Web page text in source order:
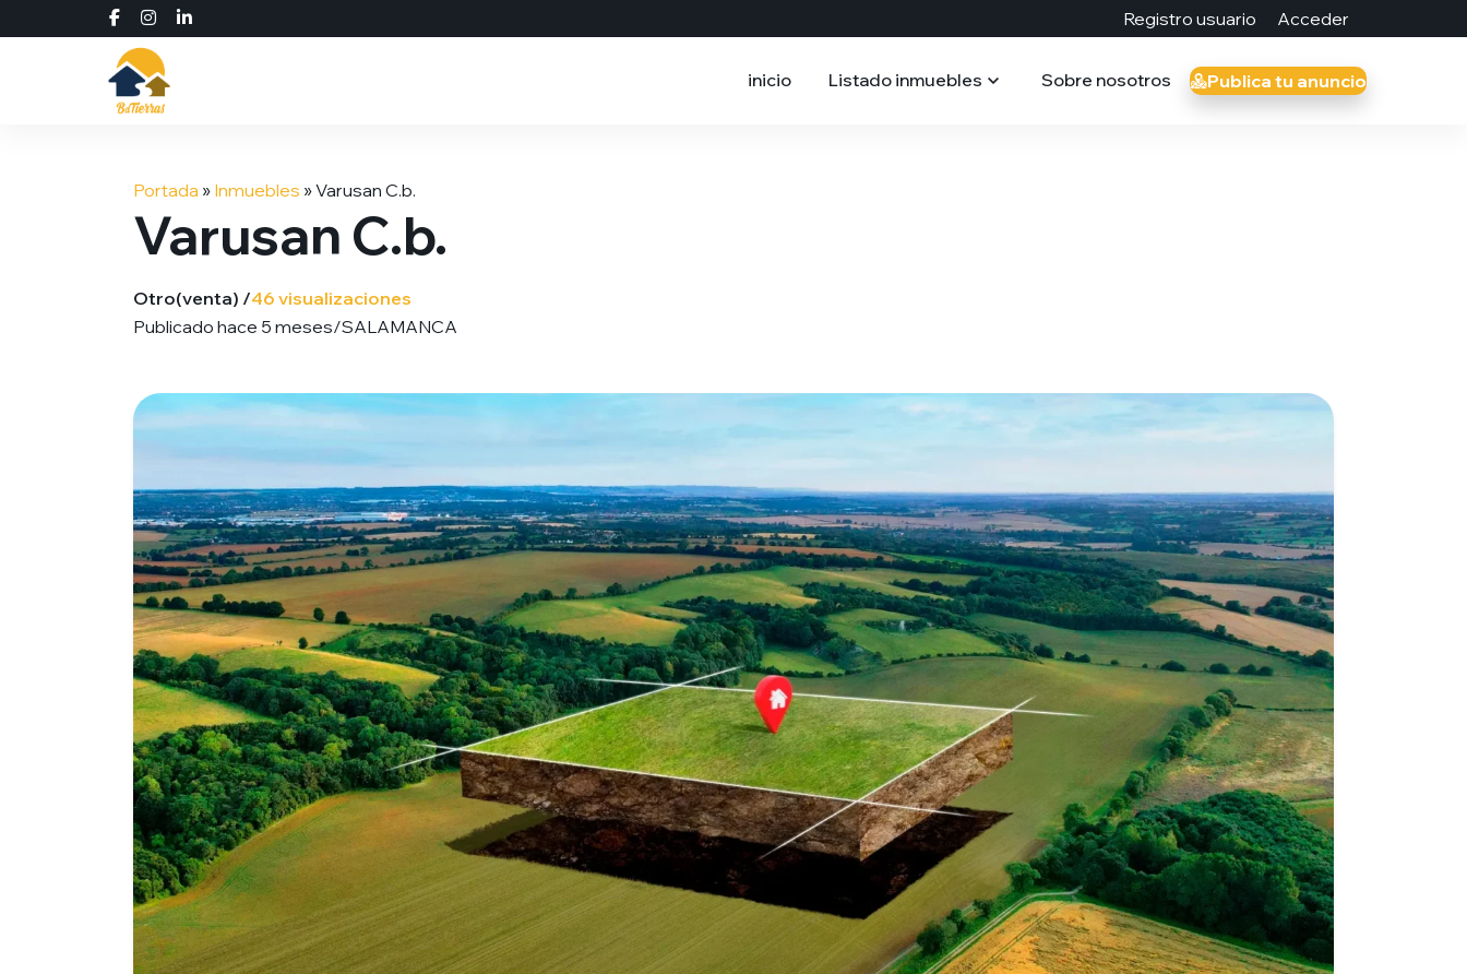
Registro usuario Acceder
inicio Listado inmuebles Sobre nosotros Publica tu anuncio
Portada » Inmuebles »Varusan C.b.
Varusan C.b.
Otro(venta) /46 visualizaciones
Publicado hace 5 meses/SALAMANCA